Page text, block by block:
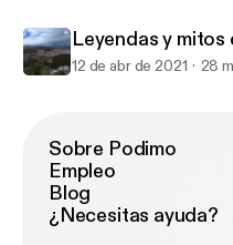
Leyendas y mitos
12 de abr de 2021 28
Sobre Podimo
Empleo
Blog
¿Necesitas ayuda?